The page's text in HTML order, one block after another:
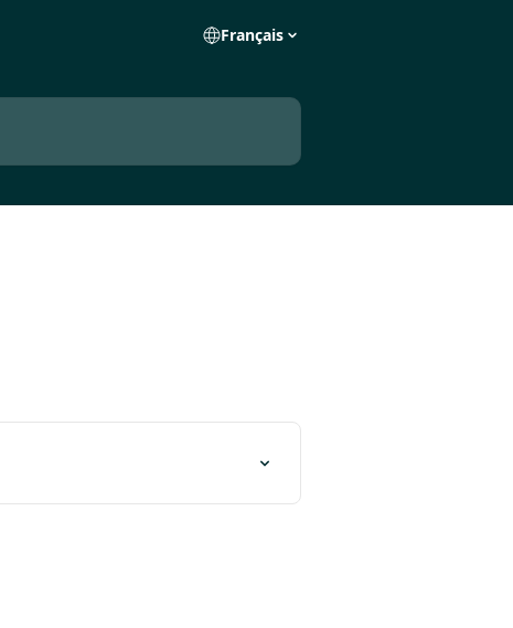
Français